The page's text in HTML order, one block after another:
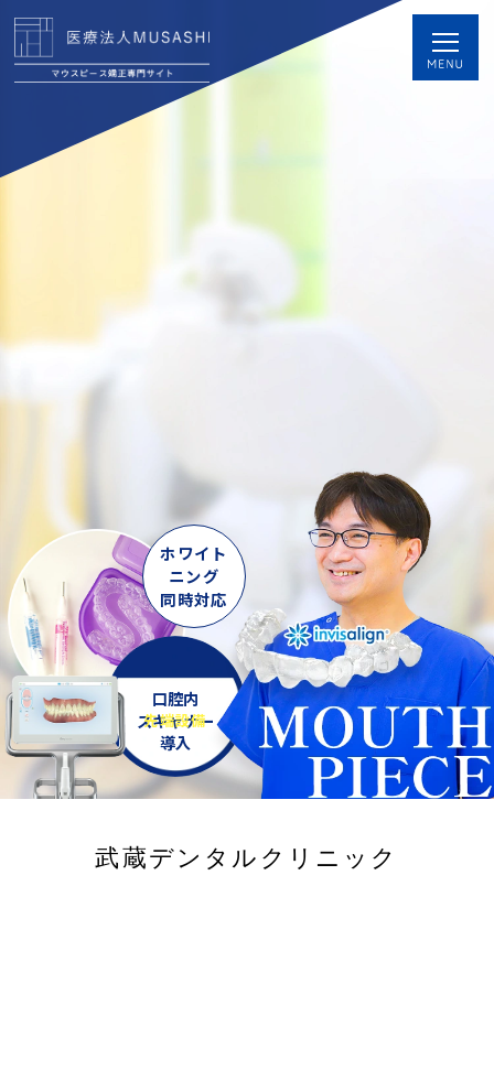
ホワイト
ニング
同時対応
先端設備
口腔内
スキャナー
導入
武蔵デンタルクリニック